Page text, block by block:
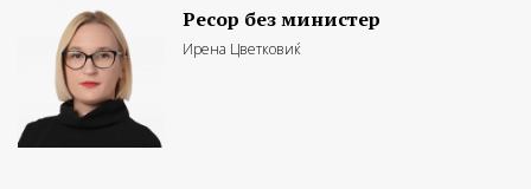
Ресор без министер
Ирена Цветковиќ